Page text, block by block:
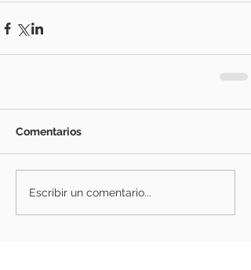
Comentarios
Escribir un comentario...